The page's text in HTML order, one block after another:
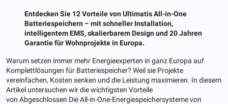
Entdecken Sie 12 Vorteile von Ultimatis All-in-One
Batteriespeichern – mit schneller Installation,
intelligentem EMS, skalierbarem Design und 20 Jahren
Garantie für Wohnprojekte in Europa.
Warum setzen immer mehr Energieexperten in ganz Europa auf
Komplettlösungen für Batteriespeicher? Weil sie Projekte
vereinfachen, Kosten senken und die Leistung maximieren. In diesem
Artikel untersuchen wir die wichtigsten Vorteile
von Abgeschlossen Die All-in-One-Energiespeichersysteme von